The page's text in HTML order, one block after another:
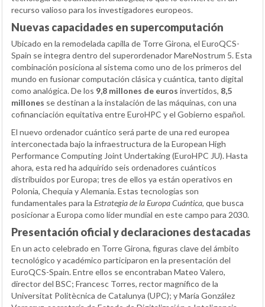
recurso valioso para los investigadores europeos.
Nuevas capacidades en supercomputación
Ubicado en la remodelada capilla de Torre Girona, el EuroQCS-
Spain se integra dentro del superordenador MareNostrum 5. Esta
combinación posiciona al sistema como uno de los primeros del
mundo en fusionar computación clásica y cuántica, tanto digital
como analógica. De los 9,8 millones de euros invertidos, 8,5
millones se destinan a la instalación de las máquinas, con una
cofinanciación equitativa entre EuroHPC y el Gobierno español.
El nuevo ordenador cuántico será parte de una red europea
interconectada bajo la infraestructura de la European High
Performance Computing Joint Undertaking (EuroHPC JU). Hasta
ahora, esta red ha adquirido seis ordenadores cuánticos
distribuidos por Europa; tres de ellos ya están operativos en
Polonia, Chequia y Alemania. Estas tecnologías son
fundamentales para la Estrategia de la Europa Cuántica, que busca
posicionar a Europa como líder mundial en este campo para 2030.
Presentación oficial y declaraciones destacadas
En un acto celebrado en Torre Girona, figuras clave del ámbito
tecnológico y académico participaron en la presentación del
EuroQCS-Spain. Entre ellos se encontraban Mateo Valero,
director del BSC; Francesc Torres, rector magnífico de la
Universitat Politècnica de Catalunya (UPC); y María González